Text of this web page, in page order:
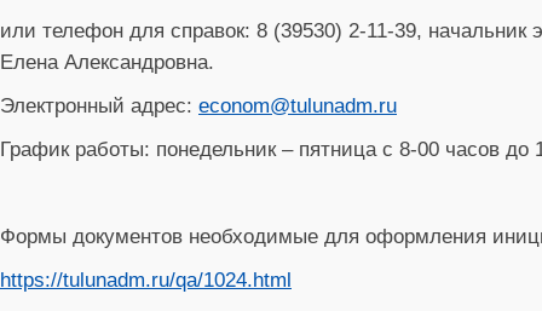
или телефон для справок: 8 (39530) 2-11-39, начальник
Елена Александровна.
Электронный адрес: econom@tulunadm.ru
График работы: понедельник – пятница с 8-00 часов
Формы документов необходимые для оформления
https://tulunadm.ru/qa/1024.html